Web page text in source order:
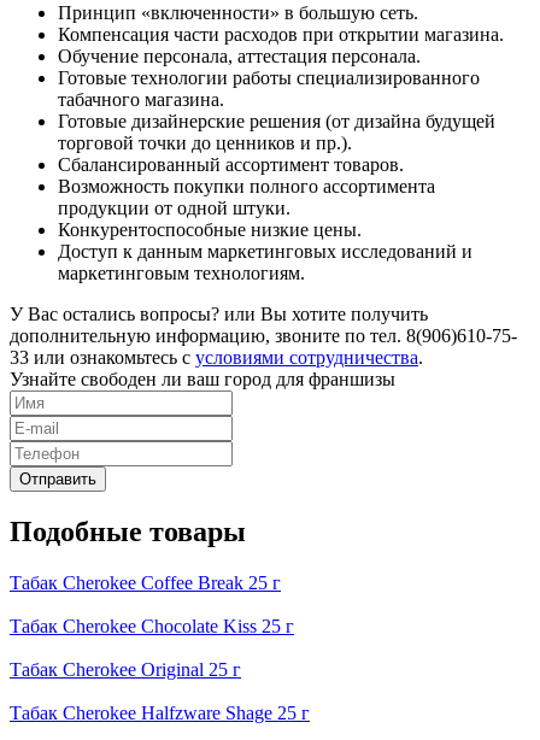
Принцип «включенности» в большую сеть.
Компенсация части расходов при открытии магазина.
Обучение персонала, аттестация персонала.
Готовые технологии работы специализированного
табачного магазина.
Готовые дизайнерские решения (от дизайна будущей
торговой точки до ценников и пр.).
Сбалансированный ассортимент товаров.
Возможность покупки полного ассортимента
продукции от одной штуки.
Конкурентоспособные низкие цены.
Доступ к данным маркетинговых исследований и
маркетинговым технологиям.
У Вас остались вопросы? или Вы хотите получить
дополнительную информацию, звоните по тел. 8(906)610-75-
33 или ознакомьтесь с условиями сотрудничества.
Узнайте свободен ли ваш город для франшизы
Подобные товары
Табак Cherokee Coffee Break 25 г
Табак Cherokee Chocolate Kiss 25 г
Табак Cherokee Original 25 г
Табак Cherokee Halfzware Shage 25 г